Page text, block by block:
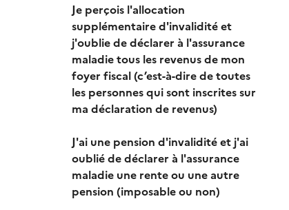
Je perçois l'allocation
supplémentaire d'invalidité et
j'oublie de déclarer à l'assurance
maladie tous les revenus de mon
foyer fiscal (c’est-à-dire de toutes
les personnes qui sont inscrites sur
ma déclaration de revenus)
J'ai une pension d'invalidité et j'ai
oublié de déclarer à l'assurance
maladie une rente ou une autre
pension (imposable ou non)